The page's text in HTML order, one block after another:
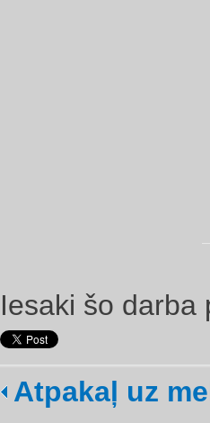
Iesaki šo
Atpakaļ uz